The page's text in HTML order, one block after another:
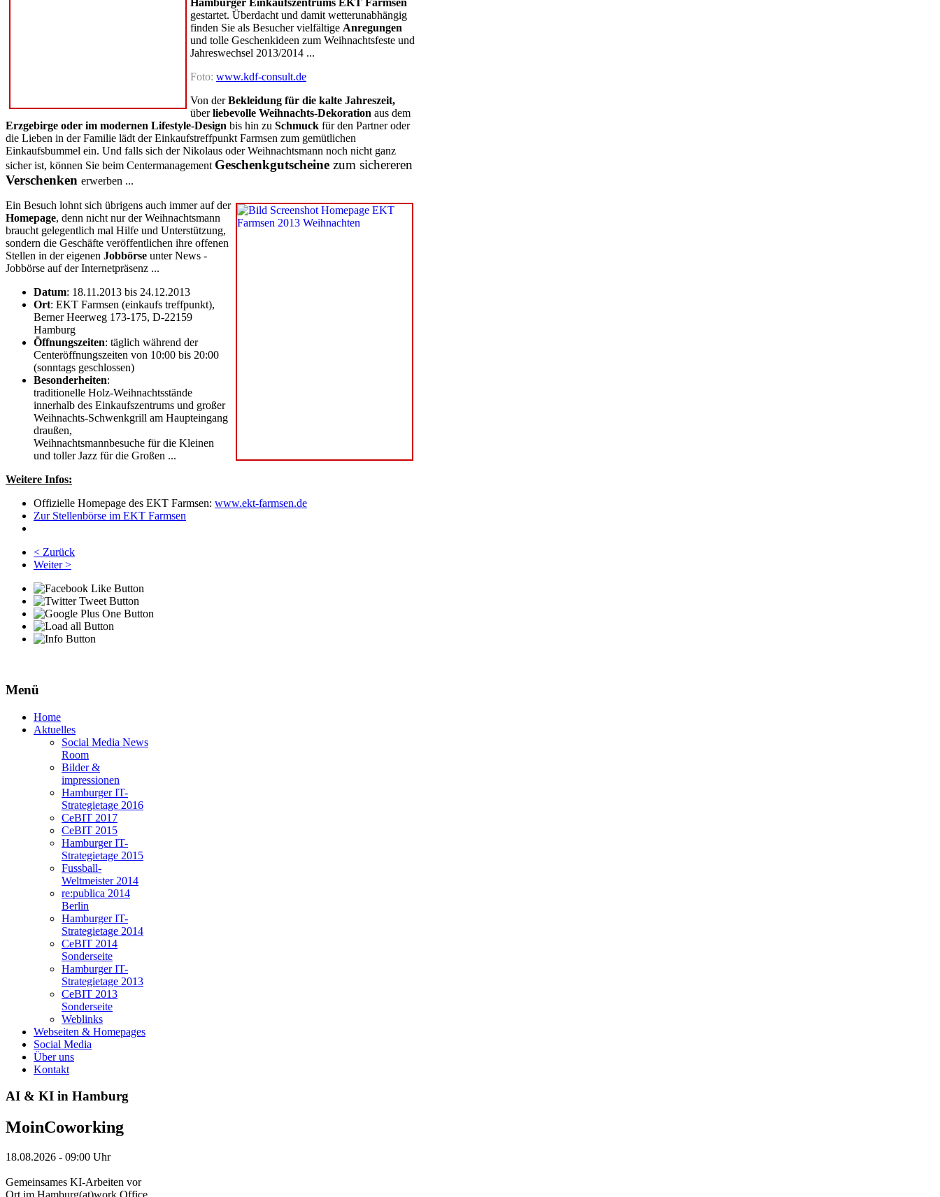
Hamburger Einkaufszentrums EKT Farmsen
gestartet. Überdacht und damit wetterunabhängig
finden Sie als Besucher vielfältige Anregungen
und tolle Geschenkideen zum Weihnachtsfeste und
Jahreswechsel 2013/2014 ...
Foto: www.kdf-consult.de
Von derBekleidung für die kalte Jahreszeit,
überliebevolle Weihnachts-Dekoration aus dem
Erzgebirge oder im modernen Lifestyle-Design bis hin zu Schmuck für den Partner oder
die Lieben in der Familie lädt der Einkaufstreffpunkt Farmsen zum gemütlichen
Einkaufsbummel ein. Und falls sich der Nikolaus oder Weihnachtsmann noch nicht ganz
sicher ist, können Sie beim Centermanagement Geschenkgutscheine zum sichereren
Verschenken erwerben ...
Ein Besuch lohnt sich übrigens auch immer auf der
Homepage, denn nicht nur der Weihnachtsmann
braucht gelegentlich mal Hilfe und Unterstützung,
sondern die Geschäfte veröffentlichen ihre offenen
Stellen in der eigenen Jobbörse unter News -
Jobbörse auf der Internetpräsenz ...
Datum: 18.11.2013 bis 24.12.2013
Ort: EKT Farmsen (einkaufs treffpunkt),
Berner Heerweg 173-175, D-22159
Hamburg
Öffnungszeiten: täglich während der
Centeröffnungszeiten von 10:00 bis 20:00
(sonntags geschlossen)
Besonderheiten:
traditionelle Holz-Weihnachtsstände
innerhalb des Einkaufszentrums und großer
Weihnachts-Schwenkgrill am Haupteingang
draußen,
Weihnachtsmannbesuche für die Kleinen
und toller Jazz für die Großen ...
Weitere Infos:
Offizielle Homepage des EKT Farmsen: www.ekt-farmsen.de
Zur Stellenbörse im EKT Farmsen
< Zurück
Weiter >
Menü
Home
Aktuelles
Social Media News
Room
Bilder &
impressionen
Hamburger IT-
Strategietage 2016
CeBIT 2017
CeBIT 2015
Hamburger IT-
Strategietage 2015
Fussball-
Weltmeister 2014
re:publica 2014
Berlin
Hamburger IT-
Strategietage 2014
CeBIT 2014
Sonderseite
Hamburger IT-
Strategietage 2013
CeBIT 2013
Sonderseite
Weblinks
Webseiten & Homepages
Social Media
Über uns
Kontakt
AI & KI in Hamburg
MoinCoworking
18.08.2026 - 09:00 Uhr
Gemeinsames KI-Arbeiten vor
Ort im Hamburg(at)work Office